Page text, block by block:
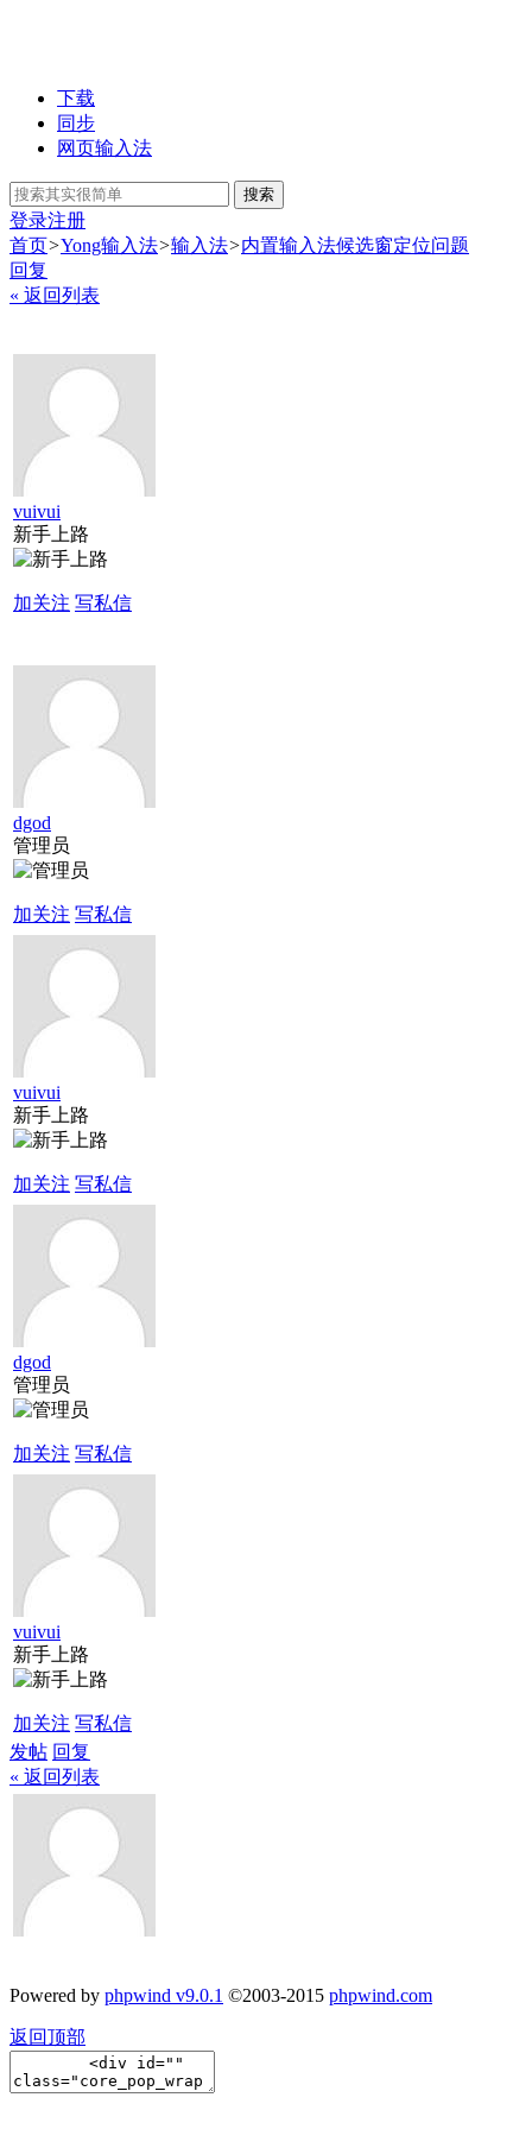
下载
同步
网页输入法
搜索
登录注册
首页>Yong输入法>输入法>内置输入法候选窗定位问题
回复
« 返回列表
vuivui
新手上路
加关注 写私信
dgod
管理员
加关注 写私信
vuivui
新手上路
加关注 写私信
dgod
管理员
加关注 写私信
vuivui
新手上路
加关注 写私信
发帖 回复
« 返回列表
Powered by phpwind v9.0.1 ©2003-2015 phpwind.com
返回顶部